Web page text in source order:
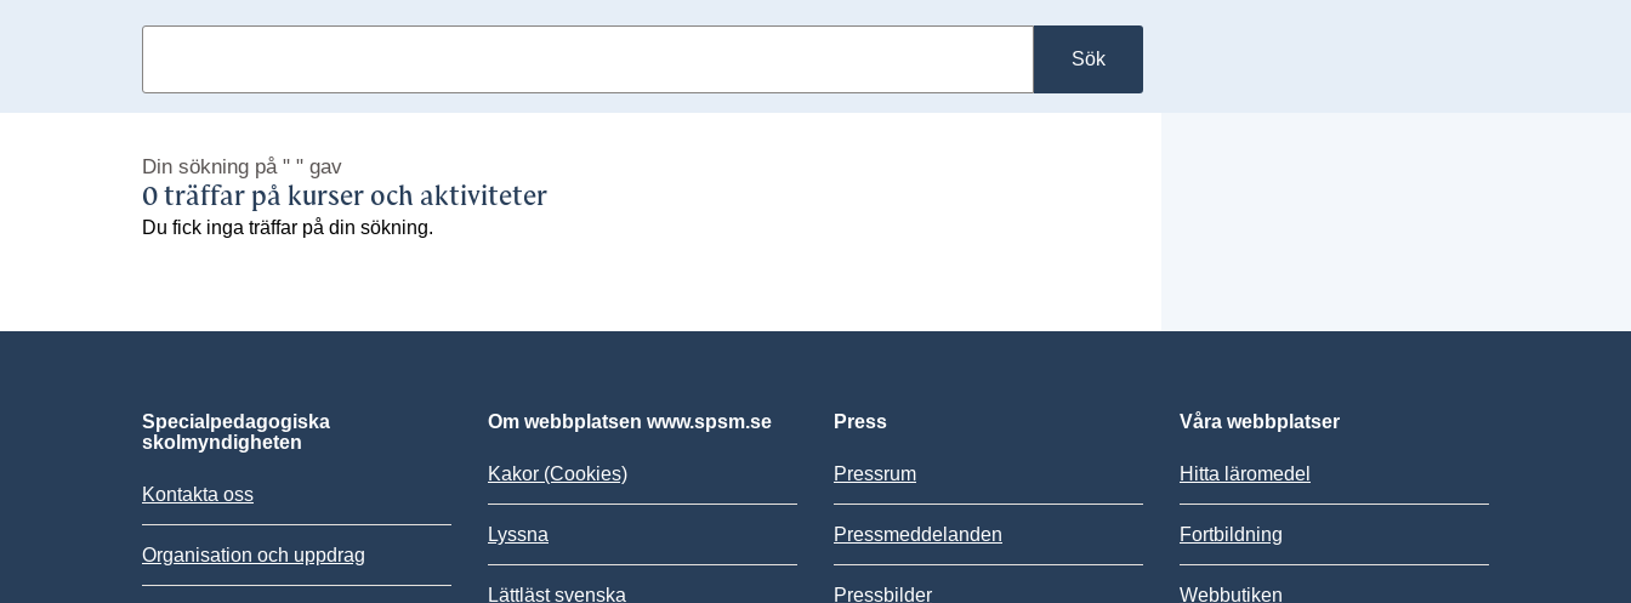
Sök
Din sökning på " " gav
0 träffar på kurser och aktiviteter
Du fick inga träffar på din sökning.
Specialpedagogiska
skolmyndigheten
Kontakta oss
Organisation och uppdrag
Om webbplatsen www.spsm.se
Kakor (Cookies)
Lyssna
Lättläst svenska
Press
Pressrum
Pressmeddelanden
Pressbilder
Våra webbplatser
Hitta läromedel
Fortbildning
Webbutiken